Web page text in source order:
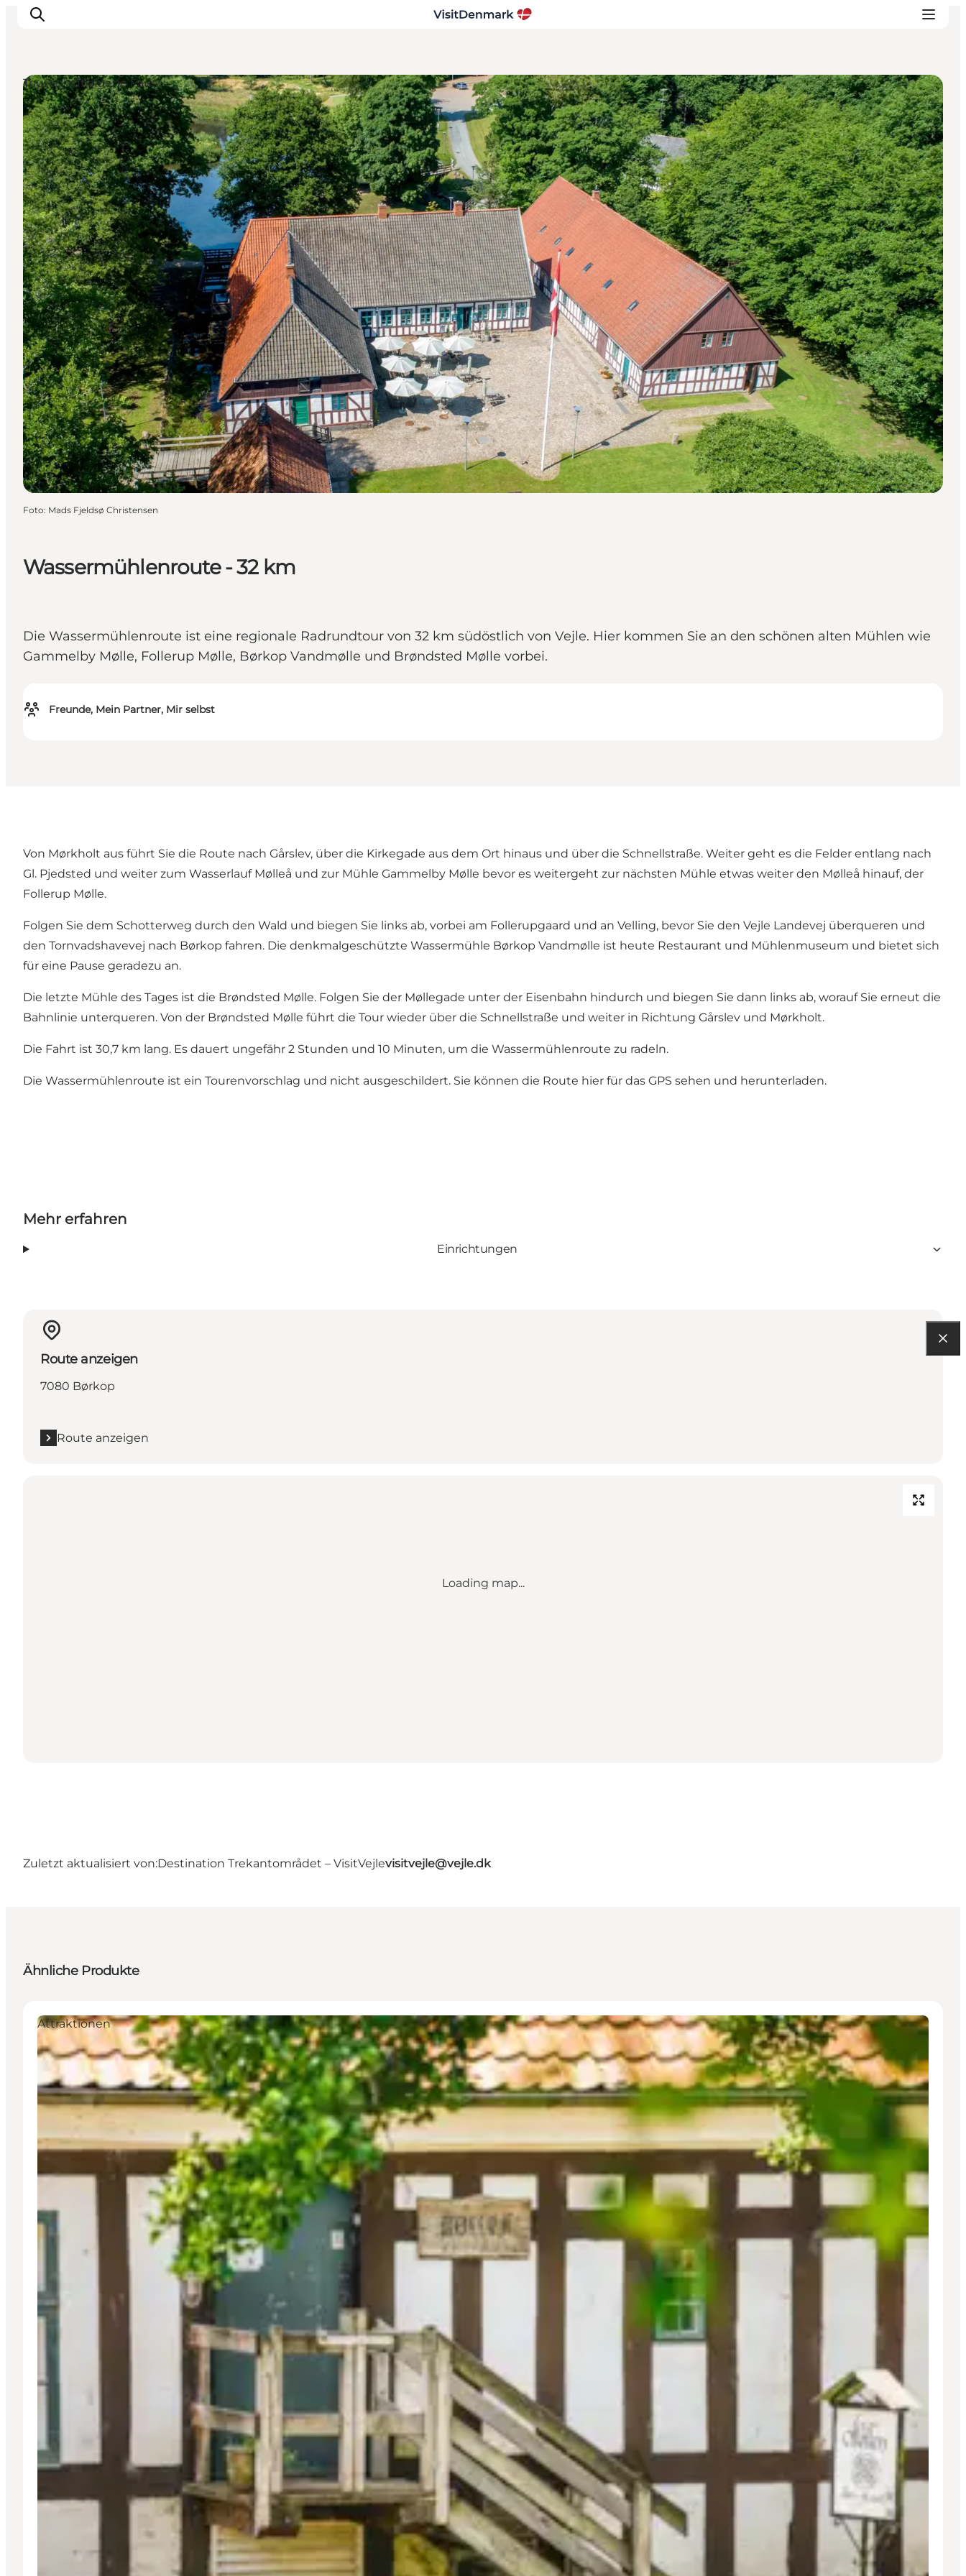
Inspiration
Regionen
Erlebnisse
Unterkünfte
Reiseplanung
Wassermühlenroute - 32 km
Die Wassermühlenroute ist eine regionale Radrundtour von 32 km südöstlich von Vejle. Hier kommen Sie an den schönen alten Mühlen wie
Gammelby Mølle, Follerup Mølle, Børkop Vandmølle und Brøndsted Mølle vorbei.
Freunde, Mein Partner, Mir selbst
Touren auf eigene Faust
Foto: Mads Fjeldsø Christensen
Von Mørkholt aus führt Sie die Route nach Gårslev, über die Kirkegade aus dem Ort hinaus und über die Schnellstraße. Weiter geht es die Felder entlang nach
Gl. Pjedsted und weiter zum Wasserlauf Mølleå und zur Mühle Gammelby Mølle bevor es weitergeht zur nächsten Mühle etwas weiter den Mølleå hinauf, der
Follerup Mølle.
Folgen Sie dem Schotterweg durch den Wald und biegen Sie links ab, vorbei am Follerupgaard und an Velling, bevor Sie den Vejle Landevej überqueren und
den Tornvadshavevej nach Børkop fahren. Die denkmalgeschützte Wassermühle Børkop Vandmølle ist heute Restaurant und Mühlenmuseum und bietet sich
für eine Pause geradezu an.
Die letzte Mühle des Tages ist die Brøndsted Mølle. Folgen Sie der Møllegade unter der Eisenbahn hindurch und biegen Sie dann links ab, worauf Sie erneut die
Bahnlinie unterqueren. Von der Brøndsted Mølle führt die Tour wieder über die Schnellstraße und weiter in Richtung Gårslev und Mørkholt.
Die Fahrt ist 30,7 km lang. Es dauert ungefähr 2 Stunden und 10 Minuten, um die Wassermühlenroute zu radeln.
Die Wassermühlenroute ist ein Tourenvorschlag und nicht ausgeschildert. Sie können die Route hier für das GPS sehen und herunterladen.
Mehr erfahren
Einrichtungen
Route anzeigen
7080 Børkop
Route anzeigen
Loading map...
Zuletzt aktualisiert von:Destination Trekantområdet – VisitVejlevisitvejle@vejle.dk
Ähnliche Produkte
Attraktionen